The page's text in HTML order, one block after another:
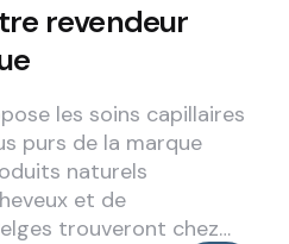
revendeur
les soins capillaires
purs de la marque
naturels
et de
trouveront chez…